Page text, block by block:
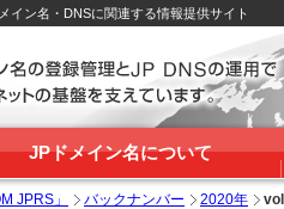
イン名・DNSに関連する情報提供サイト
JPドメイン名について
JPRS」 バックナンバー 2020年